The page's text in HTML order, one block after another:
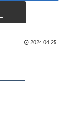
2024.04.25